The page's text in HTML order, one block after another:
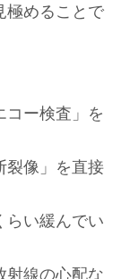
極めることで
コー検査」を
裂像」を直接
らい緩んでい
射線の心配な